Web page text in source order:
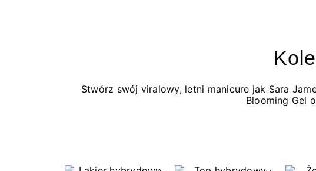
Stwórz swój viralowy, letni manicure jak Sara
Blooming Gel